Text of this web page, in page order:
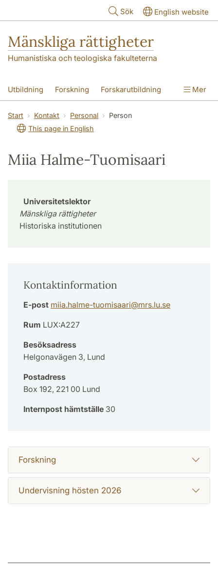
Sök English website
Mänskliga rättigheter
Humanistiska och teologiska fakulteterna
Utbildning Forskning Forskarutbildning
Kontakt Om oss
Mer
Start Kontakt Personal
Person
This page in English
Miia Halme-Tuomisaari
Universitetslektor
Mänskliga rättigheter
Historiska institutionen
Kontaktinformation
E-post miia.halme-tuomisaari@mrs.lu.se
Rum LUX:A227
Besöksadress
Helgonavägen 3, Lund
Postadress
Box 192, 221 00 Lund
Internpost hämtställe 30
Forskning
Undervisning hösten 2026